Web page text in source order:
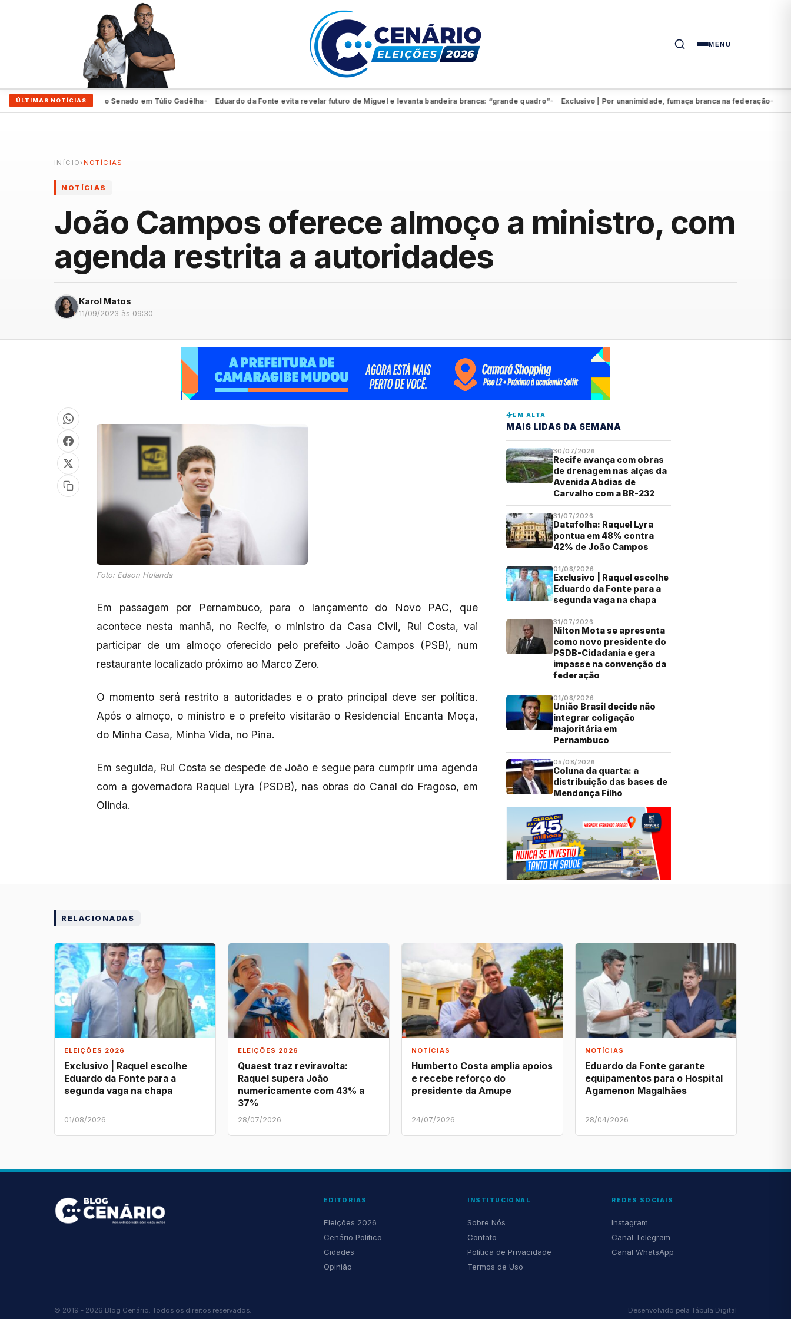
MENU
ÚLTIMAS NOTÍCIAS
oficializa 2º voto ao Senado em Túlio Gadêlha● Eduardo da Fonte evita revelar futuro de Miguel e levanta bandeira branca: “grande quadro”● Exclusivo | Por unanimidade, fumaça branca na federação●
INÍCIO ›NOTÍCIAS
NOTÍCIAS
João Campos oferece almoço a ministro, com
agenda restrita a autoridades
Karol Matos
11/09/2023 às 09:30
Foto: Edson Holanda
Em passagem por Pernambuco, para o lançamento do Novo PAC, que
acontece nesta manhã, no Recife, o ministro da Casa Civil, Rui Costa, vai
participar de um almoço oferecido pelo prefeito João Campos (PSB), num
restaurante localizado próximo ao Marco Zero.
O momento será restrito a autoridades e o prato principal deve ser política.
Após o almoço, o ministro e o prefeito visitarão o Residencial Encanta Moça,
do Minha Casa, Minha Vida, no Pina.
Em seguida, Rui Costa se despede de João e segue para cumprir uma agenda
com a governadora Raquel Lyra (PSDB), nas obras do Canal do Fragoso, em
Olinda.
EM ALTA
MAIS LIDAS DA SEMANA
30/07/2026
Recife avança com obras
de drenagem nas alças da
Avenida Abdias de
Carvalho com a BR-232
31/07/2026
Datafolha: Raquel Lyra
pontua em 48% contra
42% de João Campos
01/08/2026
Exclusivo | Raquel escolhe
Eduardo da Fonte para a
segunda vaga na chapa
31/07/2026
Nilton Mota se apresenta
como novo presidente do
PSDB-Cidadania e gera
impasse na convenção da
federação
01/08/2026
União Brasil decide não
integrar coligação
majoritária em
Pernambuco
05/08/2026
Coluna da quarta: a
distribuição das bases de
Mendonça Filho
RELACIONADAS
ELEIÇÕES 2026
Exclusivo | Raquel escolhe
Eduardo da Fonte para a
segunda vaga na chapa
01/08/2026
ELEIÇÕES 2026
Quaest traz reviravolta:
Raquel supera João
numericamente com 43% a
37%
28/07/2026
NOTÍCIAS
Humberto Costa amplia apoios
e recebe reforço do
presidente da Amupe
24/07/2026
NOTÍCIAS
Eduardo da Fonte garante
equipamentos para o Hospital
Agamenon Magalhães
28/04/2026
EDITORIAS
Eleições 2026
Cenário Político
Cidades
Opinião
INSTITUCIONAL
Sobre Nós
Contato
Política de Privacidade
Termos de Uso
REDES SOCIAIS
Instagram
Canal Telegram
Canal WhatsApp
© 2019 - 2026 Blog Cenário. Todos os direitos reservados. Desenvolvido pela Tábula Digital